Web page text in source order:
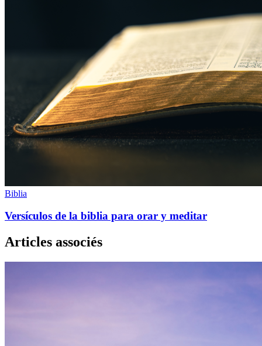
Biblia
Versículos de la biblia para orar y meditar
Articles associés